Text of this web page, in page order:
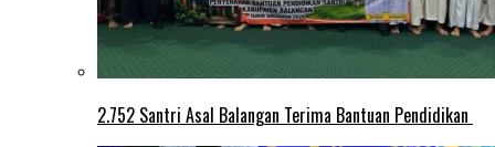
2.752 Santri Asal Balangan Terima Bantuan Pendidikan